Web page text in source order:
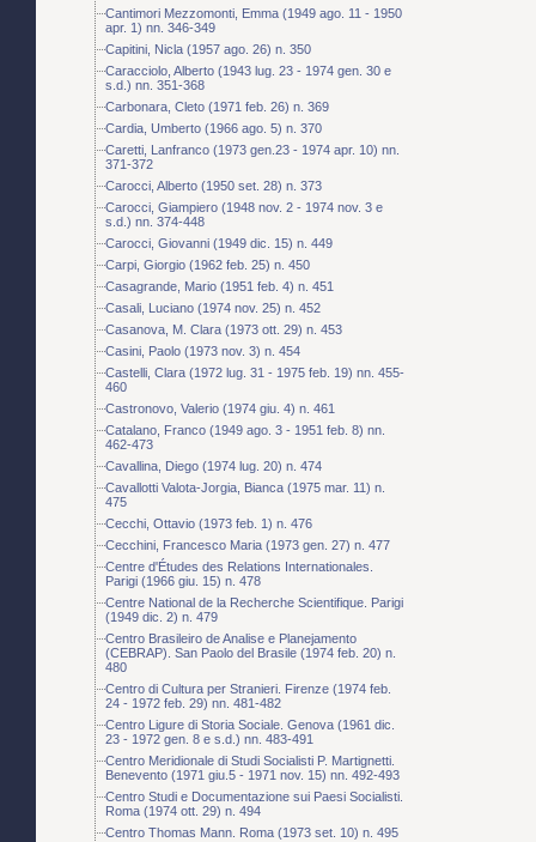
Cantimori Mezzomonti, Emma (1949 ago. 11 - 1950
apr. 1) nn. 346-349
Capitini, Nicla (1957 ago. 26) n. 350
Caracciolo, Alberto (1943 lug. 23 - 1974 gen. 30 e
s.d.) nn. 351-368
Carbonara, Cleto (1971 feb. 26) n. 369
Cardia, Umberto (1966 ago. 5) n. 370
Caretti, Lanfranco (1973 gen.23 - 1974 apr. 10) nn.
371-372
Carocci, Alberto (1950 set. 28) n. 373
Carocci, Giampiero (1948 nov. 2 - 1974 nov. 3 e
s.d.) nn. 374-448
Carocci, Giovanni (1949 dic. 15) n. 449
Carpi, Giorgio (1962 feb. 25) n. 450
Casagrande, Mario (1951 feb. 4) n. 451
Casali, Luciano (1974 nov. 25) n. 452
Casanova, M. Clara (1973 ott. 29) n. 453
Casini, Paolo (1973 nov. 3) n. 454
Castelli, Clara (1972 lug. 31 - 1975 feb. 19) nn. 455-
460
Castronovo, Valerio (1974 giu. 4) n. 461
Catalano, Franco (1949 ago. 3 - 1951 feb. 8) nn.
462-473
Cavallina, Diego (1974 lug. 20) n. 474
Cavallotti Valota-Jorgia, Bianca (1975 mar. 11) n.
475
Cecchi, Ottavio (1973 feb. 1) n. 476
Cecchini, Francesco Maria (1973 gen. 27) n. 477
Centre d'Études des Relations Internationales.
Parigi (1966 giu. 15) n. 478
Centre National de la Recherche Scientifique. Parigi
(1949 dic. 2) n. 479
Centro Brasileiro de Analise e Planejamento
(CEBRAP). San Paolo del Brasile (1974 feb. 20) n.
480
Centro di Cultura per Stranieri. Firenze (1974 feb.
24 - 1972 feb. 29) nn. 481-482
Centro Ligure di Storia Sociale. Genova (1961 dic.
23 - 1972 gen. 8 e s.d.) nn. 483-491
Centro Meridionale di Studi Socialisti P. Martignetti.
Benevento (1971 giu.5 - 1971 nov. 15) nn. 492-493
Centro Studi e Documentazione sui Paesi Socialisti.
Roma (1974 ott. 29) n. 494
Centro Thomas Mann. Roma (1973 set. 10) n. 495